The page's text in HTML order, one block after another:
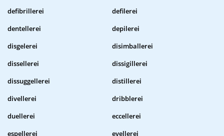
defibrillerei
defilerei
dentellerei
depilerei
disgelerei
disimballerei
dissellerei
dissigillerei
dissuggellerei
distillerei
divellerei
dribblerei
duellerei
eccellerei
espellerei
evellerei